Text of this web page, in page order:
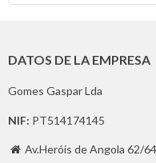
DATOS DE LA EMPRESA
Gomes Gaspar Lda
NIF: PT514174145
 Av.Heróis de Angola 62/